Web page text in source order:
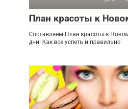
План красоты к
Составляем План красоты к
дни! Как все успеть и правильно